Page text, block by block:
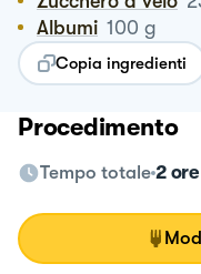
Albumi 100 g
Copia ingredienti
Procedimento
Tempo totale 2 ore